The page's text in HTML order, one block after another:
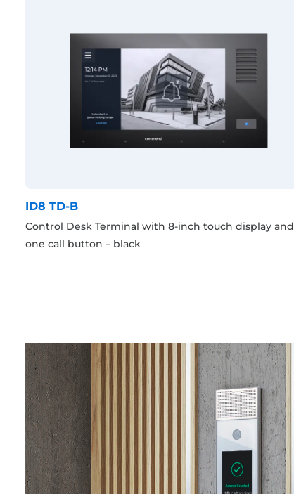
ID8 TD-B
Control Desk Terminal with 8-inch touch display and
one call button – black